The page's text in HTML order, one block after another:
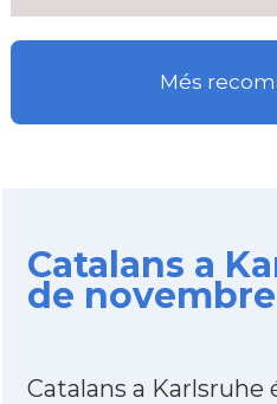
Més
Catalans a
de
Catalans a Karlsruhe